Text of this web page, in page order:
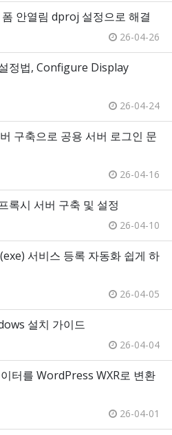
안열림 dproj 설정으로 해결
26-04-26
정법, Configure Display
26-04-24
구축으로 공용 서버 로그인 문
26-04-16
록시 서버 구축 및 설정
26-04-10
서비스 등록 자동화 쉽게 하
26-04-05
설치 가이드
26-04-04
터를 WordPress WXR로 변환
26-04-01